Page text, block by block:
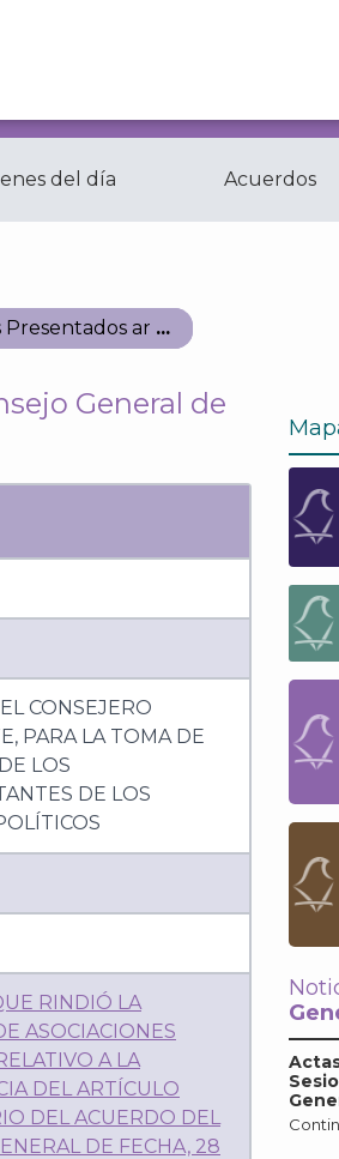
del día Acuerdos
ante el Consejo
General de
CONSEJERO
PARA LA TOMA DE
LOS
DE LOS
RINDIÓ LA
ASOCIACIONES
A LA
DEL ARTÍCULO
DEL ACUERDO DEL
DE FECHA, 28